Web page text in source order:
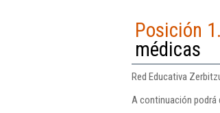
Posición
médicas
Red Educativa
A continuación podrá